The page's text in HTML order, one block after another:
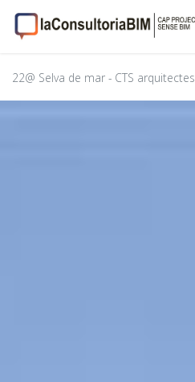
Skip to Content
22@ Selva de mar - CTS arquitectes